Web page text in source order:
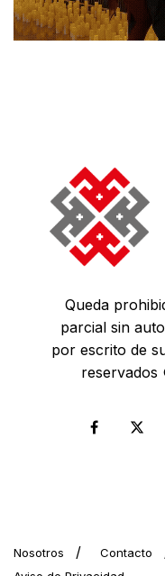
Queda
parcial sin
por escrito de
reservados
Nosotros Contacto